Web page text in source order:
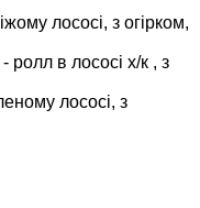
лососі, з огірком,
- ролл в лососі х/к , з
лососі, з